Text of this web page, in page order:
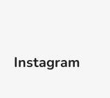
Instagram